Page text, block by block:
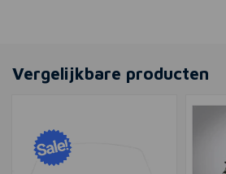
Windscherm voor Suzuki
DL650 V-Strom/V-Strom
€274,87
Vergelijkbare producten